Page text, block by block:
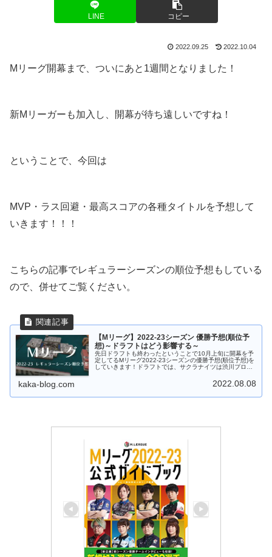
LINE コピー
2022.09.25 2022.10.04
Mリーグ開幕まで、ついにあと1週間となりました！
新Mリーガーも加入し、開幕が待ち遠しいですね！
ということで、今回は
MVP・ラス回避・最高スコアの各種タイトルを予想して
いきます！！！
こちらの記事でレギュラーシーズンの順位予想もしている
ので、併せてご覧ください。
【Mリーグ】2022-23シーズン 優勝予想(順位予
想)～ドラフトはどう影響する～
先日ドラフトも終わったということで10月上旬に開幕を予
定してるMリーグ2022-23シーズンの優勝予想(順位予想)を
していきます！ドラフトでは、サクラナイツは渋川プロ、
kaka-blog.com 2022.08.08